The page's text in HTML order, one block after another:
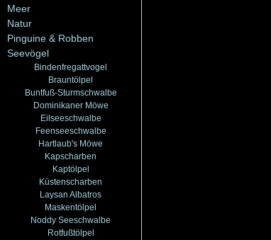
Meer
Natur
Pinguine & Robben
Seevögel
Bindenfregattvogel
Brauntölpel
Buntfuß-Sturmschwalbe
Dominikaner Möwe
Eilseeschwalbe
Feenseeschwalbe
Hartlaub's Möwe
Kapscharben
Kaptölpel
Küstenscharben
Laysan Albatros
Maskentölpel
Noddy Seeschwalbe
Rotfußtölpel